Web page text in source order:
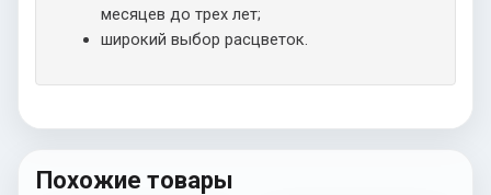
месяцев до трех лет;
широкий выбор расцветок.
Похожие товары